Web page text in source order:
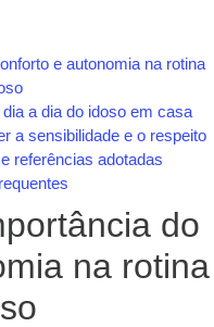
e autonomia na rotina
a dia do idoso em casa
a sensibilidade e o respeito
referências adotadas
do
na rotina